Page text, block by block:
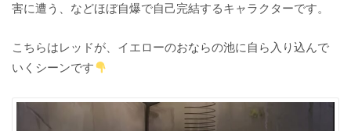
害に遭う、などほぼ自爆で自己完結するキャラクターです。
こちらはレッドが、イエローのおならの池に自ら入り込んで
いくシーンです